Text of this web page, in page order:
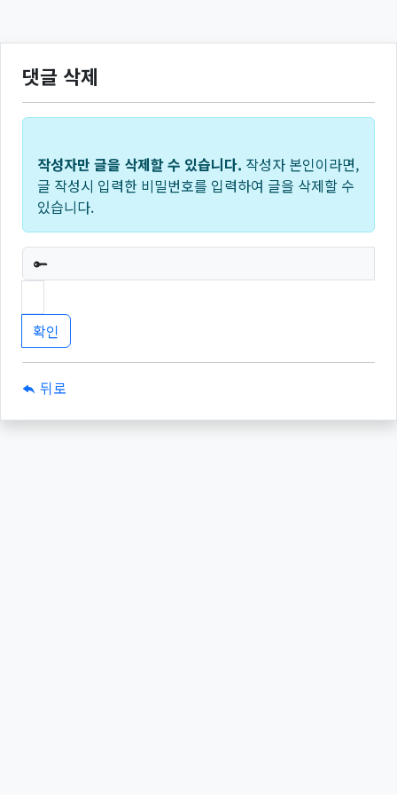
댓글 삭제
작성자만 글을 삭제할 수 있습니다. 작성자 본인이라면,
글 작성시 입력한 비밀번호를 입력하여 글을 삭제할 수
있습니다.
필수
뒤로